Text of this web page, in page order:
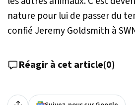
nature pour lui de passer du
confié Jeremy Goldsmith à
Réagir à cet article(0)